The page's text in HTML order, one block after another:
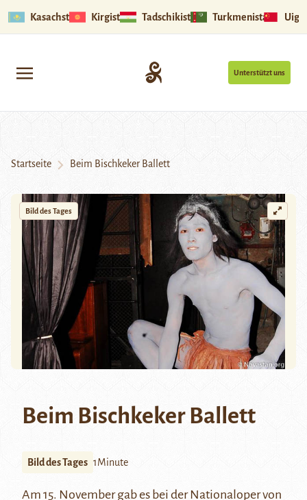
Kasachstan Kirgistan Tadschikistan Turkmenistan
Unterstützt uns
Startseite Beim Bischkeker Ballett
Bild des Tages
Beim Bischkeker Ballett
Bild des Tages 1Minute
Am 15. November gab es bei der Nationaloper von